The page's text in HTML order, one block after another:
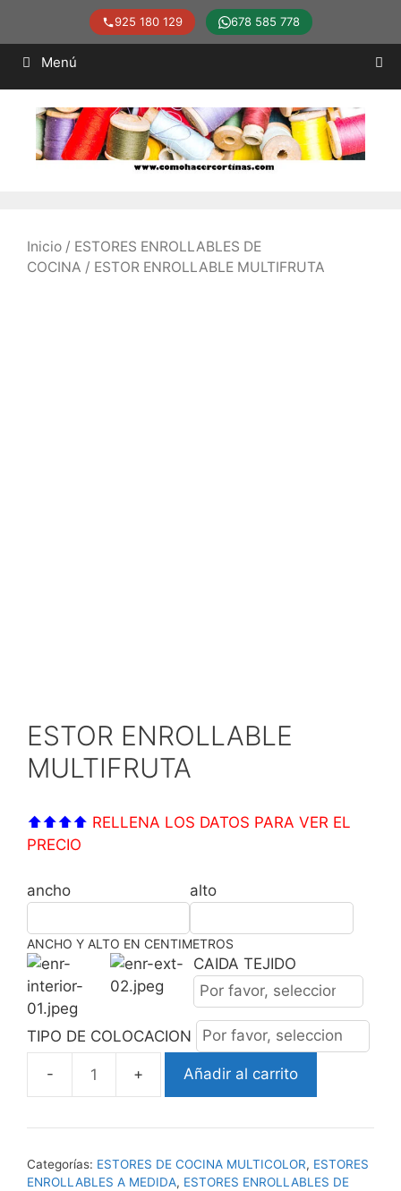
Saltar
contenido
925 180 129 678 585 778
Menú
Inicio / ESTORES ENROLLABLES DE
COCINA / ESTOR ENROLLABLE MULTIFRUTA
ESTOR ENROLLABLE
MULTIFRUTA
⬆⬆⬆⬆ RELLENA LOS DATOS PARA VER EL
PRECIO
ancho alto
ANCHO Y ALTO EN CENTIMETROS
CAIDA TEJIDO
TIPO DE COLOCACION
ESTOR
MULTIFRUTA
Añadir al carrito
Categorías: ESTORES DE COCINA MULTICOLOR, ESTORES
ENROLLABLES A MEDIDA, ESTORES ENROLLABLES DE